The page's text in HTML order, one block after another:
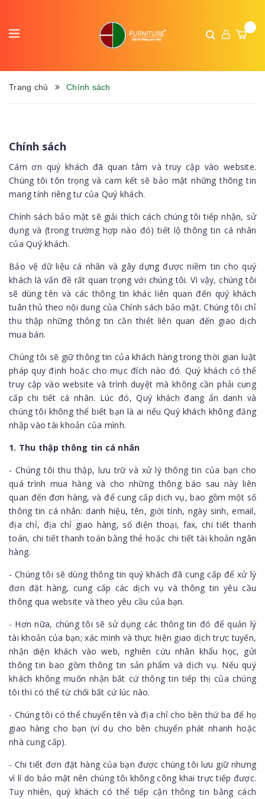
Trang chủ Chính sách
Chính sách
Cám ơn quý khách đã quan tâm và truy cập vào website.
Chúng tôi tôn trọng và cam kết sẽ bảo mật những thông tin
mang tính riêng tư của Quý khách.
Chính sách bảo mật sẽ giải thích cách chúng tôi tiếp nhận, sử
dụng và (trong trường hợp nào đó) tiết lộ thông tin cá nhân
của Quý khách.
Bảo vệ dữ liệu cá nhân và gây dựng được niềm tin cho quý
khách là vấn đề rất quan trọng với chúng tôi. Vì vậy, chúng tôi
sẽ dùng tên và các thông tin khác liên quan đến quý khách
tuân thủ theo nội dung của Chính sách bảo mật. Chúng tôi chỉ
thu thập những thông tin cần thiết liên quan đến giao dịch
mua bán.
Chúng tôi sẽ giữ thông tin của khách hàng trong thời gian luật
pháp quy định hoặc cho mục đích nào đó. Quý khách có thể
truy cập vào website và trình duyệt mà không cần phải cung
cấp chi tiết cá nhân. Lúc đó, Quý khách đang ẩn danh và
chúng tôi không thể biết bạn là ai nếu Quý khách không đăng
nhập vào tài khoản của mình.
1. Thu thập thông tin cá nhân
- Chúng tôi thu thập, lưu trữ và xử lý thông tin của bạn cho
quá trình mua hàng và cho những thông báo sau này liên
quan đến đơn hàng, và để cung cấp dịch vụ, bao gồm một số
thông tin cá nhân: danh hiệu, tên, giới tính, ngày sinh, email,
địa chỉ, địa chỉ giao hàng, số điện thoại, fax, chi tiết thanh
toán, chi tiết thanh toán bằng thẻ hoặc chi tiết tài khoản ngân
hàng.
- Chúng tôi sẽ dùng thông tin quý khách đã cung cấp để xử lý
đơn đặt hàng, cung cấp các dịch vụ và thông tin yêu cầu
thông qua website và theo yêu cầu của bạn.
- Hơn nữa, chúng tôi sẽ sử dụng các thông tin đó để quản lý
tài khoản của bạn; xác minh và thực hiện giao dịch trực tuyến,
nhận diện khách vào web, nghiên cứu nhân khẩu học, gửi
thông tin bao gồm thông tin sản phẩm và dịch vụ. Nếu quý
khách không muốn nhận bất cứ thông tin tiếp thị của chúng
tôi thì có thể từ chối bất cứ lúc nào.
- Chúng tôi có thể chuyển tên và địa chỉ cho bên thứ ba để họ
giao hàng cho bạn (ví dụ cho bên chuyển phát nhanh hoặc
nhà cung cấp).
- Chi tiết đơn đặt hàng của bạn được chúng tôi lưu giữ nhưng
vì lí do bảo mật nên chúng tôi không công khai trực tiếp được.
Tuy nhiên, quý khách có thể tiếp cận thông tin bằng cách